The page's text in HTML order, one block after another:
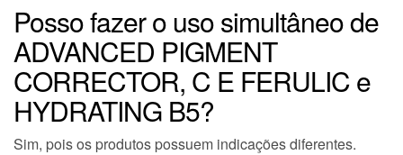
CONSULTORIA DE PRODUTOS SKINCEUTICALS
Posso fazer o uso simultâneo de
ADVANCED PIGMENT
CORRECTOR, C E FERULIC e
HYDRATING B5?
Sim, pois os produtos possuem indicações diferentes.